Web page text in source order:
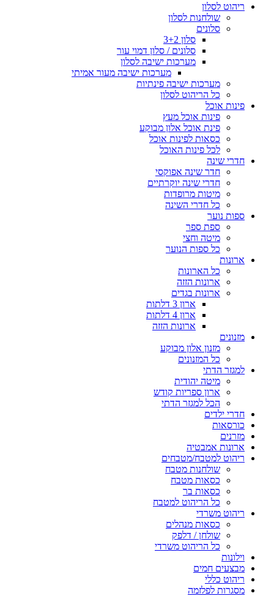
ריהוט לסלון
שולחנות לסלון
סלונים
סלון 3+2
סלונים / סלון דמוי עור
מערכות ישיבה לסלון
מערכות ישיבה מעור אמיתי
מערכות ישיבה פינתיות
כל הריהוט לסלון
פינות אוכל
פינות אוכל מעץ
פינת אוכל אלון מבוקע
כסאות לפינות אוכל
לכל פינות האוכל
חדרי שינה
חדר שינה אפוקסי
חדרי שינה יוקרתיים
מיטות מרופדות
כל חדרי השינה
ספות נוער
ספת ספר
מיטה וחצי
כל ספות הנוער
ארונות
כל הארונות
ארונות הזזה
ארונות בגדים
ארון 3 דלתות
ארון 4 דלתות
ארונות הזזה
מזנונים
מזנון אלון מבוקע
כל המזנונים
למגזר הדתי
מיטה יהודית
ארון ספריות קודש
הכל למגזר הדתי
חדרי ילדים
כורסאות
מזרנים
ארונות אמבטיה
ריהוט למטבח/מטבחים
שולחנות מטבח
כסאות מטבח
כסאות בר
כל הריהוט למטבח
ריהוט משרדי
כסאות מנהלים
שולחן / דלפק
כל הריהוט משרדי
וילונות
מבצעים חמים
ריהוט כללי
מסגרות לפלזמה